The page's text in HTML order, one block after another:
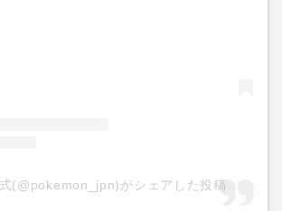
(@pokemon_jpn)がシェアした投稿